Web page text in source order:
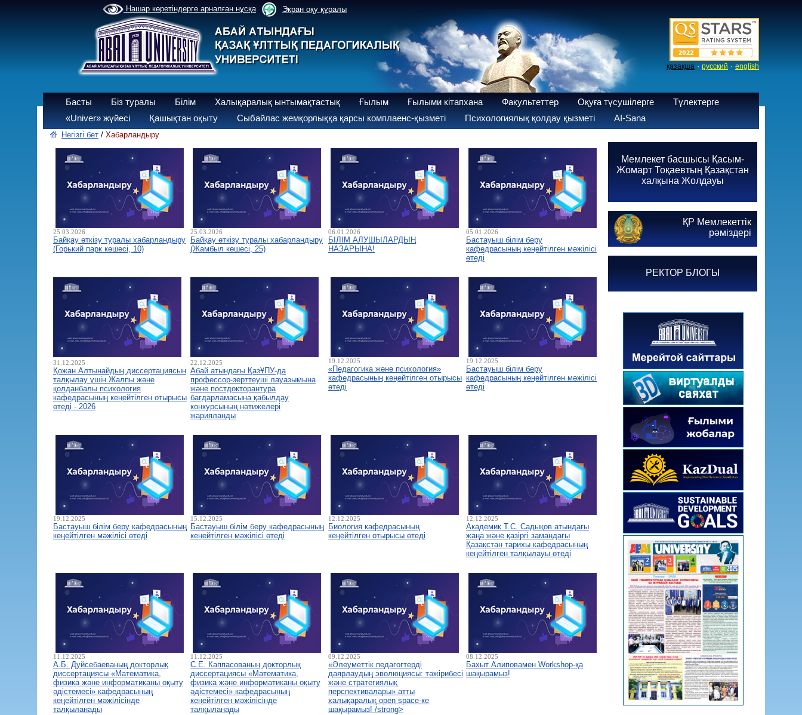
Нашар көретіндерге арналған нұсқа Экран оқу құралы
қазақша · русский · english
Басты Біз туралы Білім Халықаралық ынтымақтастық Ғылым Ғылыми кітапхана Факультеттер Оқуға түсушілерге
Түлектерге
«Univer» жүйесі
Қашықтан оқыту Сыбайлас жемқорлыққа қарсы комплаенс-қызметі Психологиялық қолдау қызметі AI-Sana
Негізгі бет / Хабарландыру
25.03.2026
Байқау өткізу туралы хабарландыру
(Горький парк көшесі, 10)
25.03.2026
Байқау өткізу туралы хабарландыру
(Жамбыл көшесі, 25)
06.01.2026
БІЛІМ АЛУШЫЛАРДЫҢ
НАЗАРЫНА!
05.01.2026
Бастауыш білім беру
кафедрасының кеңейтілген мәжілісі
өтеді
31.12.2025
Қожан Алтынайдың диссертациясын
талқылау үшін Жалпы және
қолданбалы психология
кафедрасының кеңейтілген отырысы
өтеді - 2026
22.12.2025
Абай атындағы ҚазҰПУ-да
профессор-зерттеуші лауазымына
және постдокторантура
бағдарламасына қабылдау
конкурсының нәтижелері
жарияланды
19.12.2025
«Педагогика және психология»
кафедрасының кеңейтілген отырысы
өтеді
19.12.2025
Бастауыш білім беру
кафедрасының кеңейтілген мәжілісі
өтеді
19.12.2025
Бастауыш білім беру кафедрасының
кеңейтілген мәжілісі өтеді
15.12.2025
Бастауыш білім беру кафедрасының
кеңейтілген мәжілісі өтеді
12.12.2025
Биология кафедрасының
кеңейтілген отырысы өтеді
12.12.2025
Академик Т.С. Садықов атындағы
жаңа және қазіргі замандағы
Қазақстан тарихы кафедрасының
кеңейтілген талқылауы өтеді
11.12.2025
А.Б. Дуйсебаеваның докторлық
диссертациясы «Математика,
физика және информатиканы оқыту
әдістемесі» кафедрасының
кеңейтілген мәжілісінде
талқыланады
11.12.2025
С.Е. Каппасованың докторлық
диссертациясы «Математика,
физика және информатиканы оқыту
әдістемесі» кафедрасының
кеңейтілген мәжілісінде
талқыланады
09.12.2025
«Әлеуметтік педагогтерді
даярлаудың эволюциясы: тәжірибесі
және стратегиялық
перспективалары» атты
халықаралық open space-ке
шақырамыз! /strong>
08.12.2025
Бахыт Алиповамен Workshop-қа
шақырамыз!
Мемлекет басшысы Қасым-
Жомарт Тоқаевтың Қазақстан
халқына Жолдауы
ҚР Мемлекеттік
рәміздері
РЕКТОР БЛОГЫ